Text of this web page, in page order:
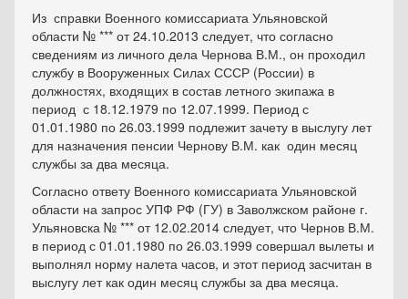
Из справки Военного комиссариата Ульяновской
области № *** от 24.10.2013 следует, что согласно
сведениям из личного дела Чернова В.М., он проходил
службу в Вооруженных Силах СССР (России) в
должностях, входящих в состав летного экипажа в
период с 18.12.1979 по 12.07.1999. Период с
01.01.1980 по 26.03.1999 подлежит зачету в выслугу лет
для назначения пенсии Чернову В.М. как один месяц
службы за два месяца.
Согласно ответу Военного комиссариата Ульяновской
области на запрос УПФ РФ (ГУ) в Заволжском районе г.
Ульяновска № *** от 12.02.2014 следует, что Чернов В.М.
в период с 01.01.1980 по 26.03.1999 совершал вылеты и
выполнял норму налета часов, и этот период засчитан в
выслугу лет как один месяц службы за два месяца.